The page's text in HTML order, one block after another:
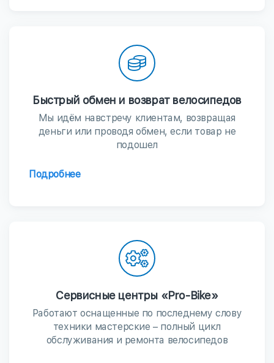
Быстрый обмен и возврат велосипедов
Мы идём навстречу клиентам, возвращая
деньги или проводя обмен, если товар не
подошел
Подробнее
Сервисные центры «Pro-Bike»
Работают оснащенные по последнему слову
техники мастерские – полный цикл
обслуживания и ремонта велосипедов